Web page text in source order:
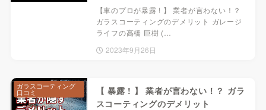
【車のプロが暴露 ! 】 業者が言わない！？
ガラスコーティングのデメリット ガレージ
ライフの高橋 巨樹 (…
2023年9月26日
【 暴露 ! 】 業者が言わない！？ ガラ
スコーティングのデメリット
ガラスコーティング
口コミ